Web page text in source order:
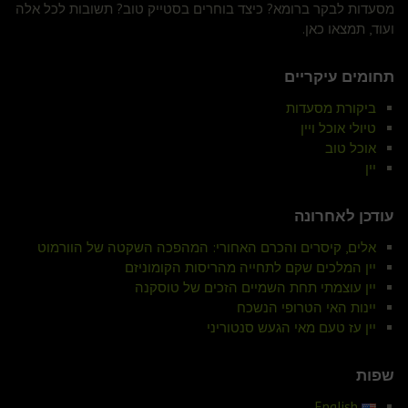
מסעדות לבקר ברומא? כיצד בוחרים בסטייק טוב? תשובות לכל אלה
ועוד, תמצאו כאן.
תחומים עיקריים
ביקורת מסעדות
טיולי אוכל ויין
אוכל טוב
יין
עודכן לאחרונה
אלים, קיסרים והכרם האחורי: המהפכה השקטה של הוורמוט
יין המלכים שקם לתחייה מהריסות הקומוניזם
יין עוצמתי תחת השמיים הזכים של טוסקנה
יינות האי הטרופי הנשכח
יין עז טעם מאי הגעש סנטוריני
שפות